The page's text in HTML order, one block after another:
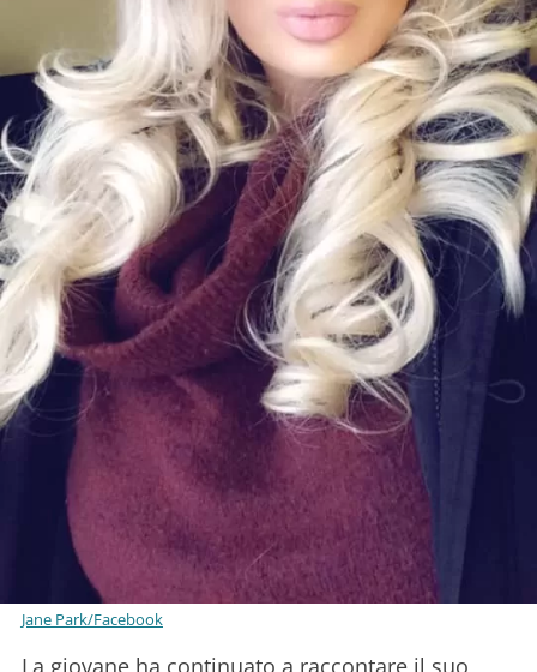
Jane Park/Facebook
La giovane ha continuato a raccontare il suo